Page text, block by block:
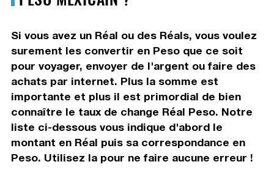
Si vous avez un Réal ou des Réals, vous voulez
surement les convertir en Peso que ce soit
pour voyager, envoyer de l'argent ou faire des
achats par internet. Plus la somme est
importante et plus il est primordial de bien
connaître le taux de change Réal Peso. Notre
liste ci-dessous vous indique d'abord le
montant en Réal puis sa correspondance en
Peso. Utilisez la pour ne faire aucune erreur !